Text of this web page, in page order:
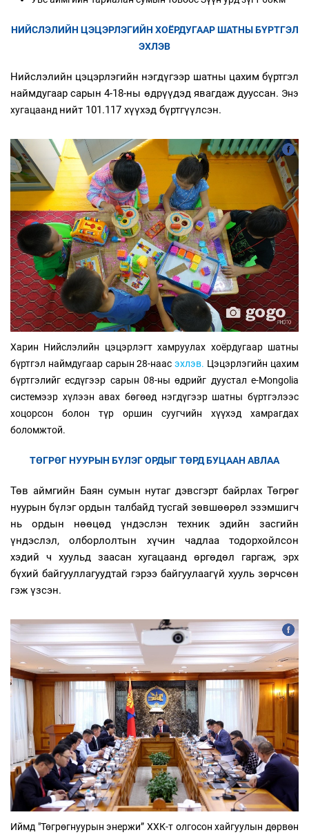
НИЙСЛЭЛИЙН ЦЭЦЭРЛЭГИЙН ХОЁРДУГААР ШАТНЫ БҮРТГЭЛ
ЭХЛЭВ
Нийслэлийн цэцэрлэгийн нэгдүгээр шатны цахим бүртгэл
наймдугаар сарын 4-18-ны өдрүүдэд явагдаж дууссан. Энэ
хугацаанд нийт 101.117 хүүхэд бүртгүүлсэн.
Харин Нийслэлийн цэцэрлэгт хамруулах хоёрдугаар шатны
бүртгэл наймдугаар сарын 28-наас эхлэв. Цэцэрлэгийн цахим
бүртгэлийг есдүгээр сарын 08-ны өдрийг дуустал e-Mongolia
системээр хүлээн авах бөгөөд нэгдүгээр шатны бүртгэлээс
хоцорсон болон түр оршин суугчийн хүүхэд хамрагдах
боломжтой.
ТӨГРӨГ НУУРЫН БҮЛЭГ ОРДЫГ ТӨРД БУЦААН АВЛАА
Төв аймгийн Баян сумын нутаг дэвсгэрт байрлах Төгрөг
нуурын бүлэг ордын талбайд тусгай зөвшөөрөл эзэмшигч
нь ордын нөөцөд үндэслэн техник эдийн засгийн
үндэслэл, олборлолтын хүчин чадлаа тодорхойлсон
хэдий ч хуульд заасан хугацаанд өргөдөл гаргаж, эрх
бүхий байгууллагуудтай гэрээ байгуулаагүй хууль зөрчсөн
гэж үзсэн.
Иймд "Төгрөгнуурын энержи” ХХК-т олгосон хайгуулын дөрвөн